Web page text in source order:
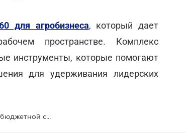
для агробизнеса, который дает
пространстве. Комплекс
инструменты, которые помогают
для удерживания лидерских
Новым фермерским хозяйствам увеличили размер бюджетной субсидии